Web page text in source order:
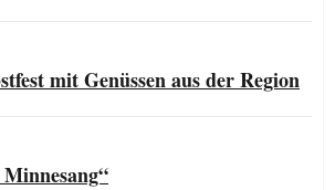
mit Genüssen aus der Region